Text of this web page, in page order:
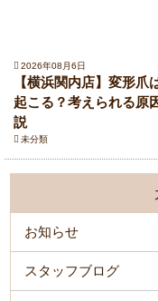
2026年08月6日
【横浜関内店】変形爪
起こる？考えられる原
説
未分類
お知らせ
スタッフブログ